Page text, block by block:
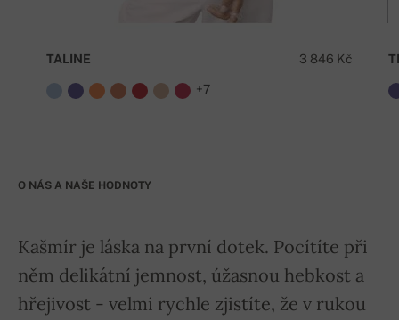
3 846 Kč
TALINE
+7
O NÁS A NAŠE HODNOTY
Kašmír je láska na první dotek. Pocítíte při
něm delikátní jemnost, úžasnou hebkost a
hřejivost - velmi rychle zjistíte, že v rukou